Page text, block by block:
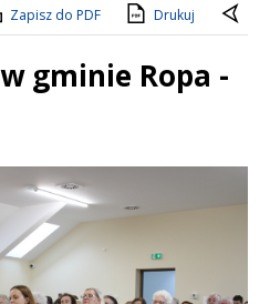
Zapisz do PDF Drukuj
gminie Ropa -